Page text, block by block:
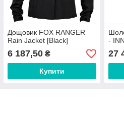
Дощовик FOX RANGER
Rain Jacket [Black]
6 187,50₴
Купити
-
27